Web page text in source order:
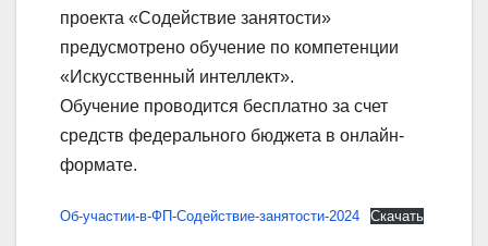
проекта «Содействие занятости»
предусмотрено обучение по компетенции
«Искусственный интеллект».
Обучение проводится бесплатно за счет
средств федерального бюджета в онлайн-
формате.
Об-участии-в-ФП-Содействие-занятости-2024 Скачать